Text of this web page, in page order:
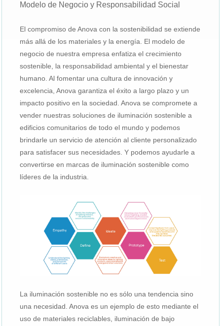
Modelo de Negocio y Responsabilidad Social
El compromiso de Anova con la sostenibilidad se extiende
más allá de los materiales y la energía. El modelo de
negocio de nuestra empresa enfatiza el crecimiento
sostenible, la responsabilidad ambiental y el bienestar
humano. Al fomentar una cultura de innovación y
excelencia, Anova garantiza el éxito a largo plazo y un
impacto positivo en la sociedad. Anova se compromete a
vender nuestras soluciones de iluminación sostenible a
edificios comunitarios de todo el mundo y podemos
brindarle un servicio de atención al cliente personalizado
para satisfacer sus necesidades. Y podemos ayudarle a
convertirse en marcas de iluminación sostenible como
líderes de la industria.
La iluminación sostenible no es sólo una tendencia sino
una necesidad. Anova es un ejemplo de esto mediante el
uso de materiales reciclables, iluminación de bajo